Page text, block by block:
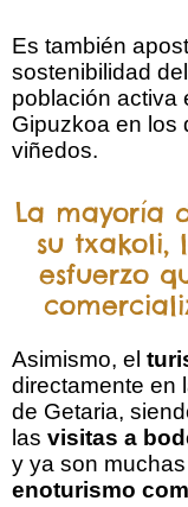
Es también
sostenibilidad
población activa
Gipuzkoa en los
viñedos.
La mayoría
su txakoli,
esfuerzo
Asimismo, el
directamente en
de Getaria,
las visitas a
y ya son
enoturismo